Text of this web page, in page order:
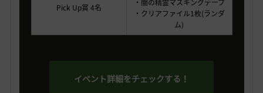
Pick Up賞 4名
・闇の精霊マスキングテープ
・クリアファイル1枚(ランダ
ム)
イベント詳細をチェックする！